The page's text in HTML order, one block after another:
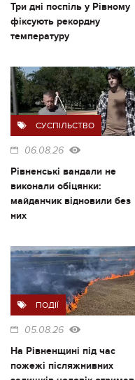
Три дні поспіль у Рівному
фіксують рекордну
температуру
СУСПІЛЬСТВО
06.08.26
Рівненські вандали не
виконали обіцянки:
майданчик відновили без
них
ПОДІЇ
05.08.26
На Рівненщині під час
пожежі післяжнивних